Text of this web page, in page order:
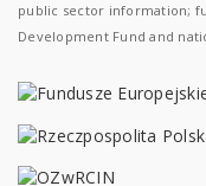
public sector information;
Development Fund and